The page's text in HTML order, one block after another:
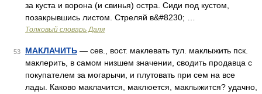
за куста и ворона (и свинья) остра. Сиди под кустом,
позакрывшись листом. Стреляй в&#8230; …
Толковый словарь Даля
53 МАКЛАЧИТЬ — сев., вост. маклевать тул. маклыжить пск.
маклерить, в самом низшем значении, сводить продавца с
покупателем за могарычи, и плутовать при сем на все
лады. Каково маклачится, маклюется, маклыжится? удачно,